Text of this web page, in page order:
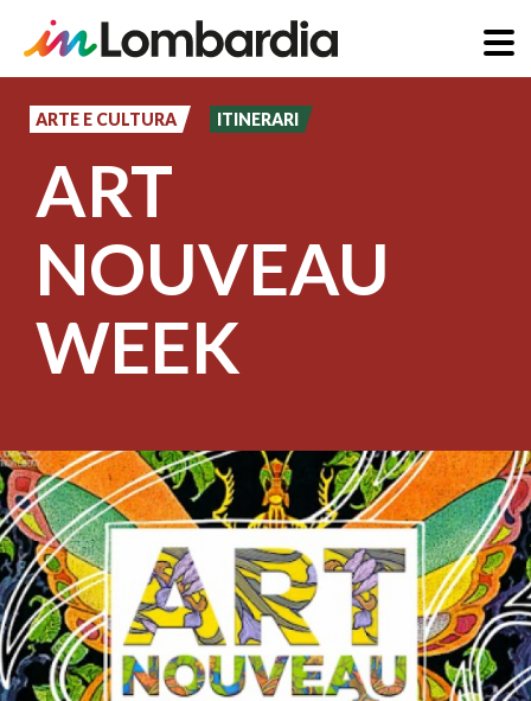
principale
ARTE E CULTURA ITINERARI
ART
NOUVEAU
WEEK